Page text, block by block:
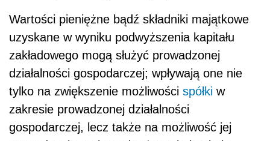
Wartości pieniężne bądź składniki majątkowe
uzyskane w wyniku podwyższenia kapitału
zakładowego mogą służyć prowadzonej
działalności gospodarczej; wpływają one nie
tylko na zwiększenie możliwości spółki w
zakresie prowadzonej działalności
gospodarczej, lecz także na możliwość jej